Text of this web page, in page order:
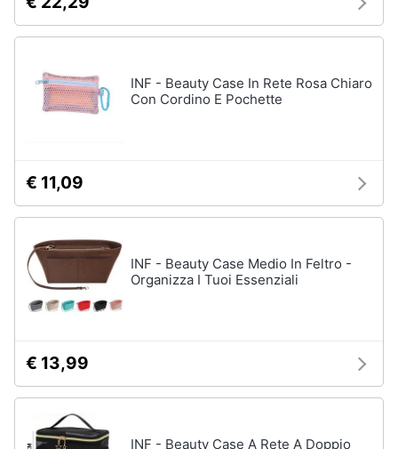
INF - Beauty Case In Rete Rosa Chiaro
Con Cordino E Pochette
€ 11,09
INF - Beauty Case Medio In Feltro -
Organizza I Tuoi Essenziali
€ 13,99
INF - Beauty Case A Rete A Doppio